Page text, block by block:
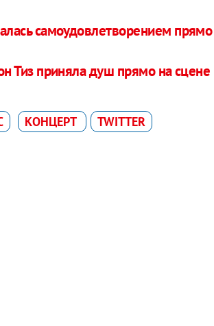
самоудовлетворением
Тиз приняла душ прямо на сцене
КОНЦЕРТ TWITTER